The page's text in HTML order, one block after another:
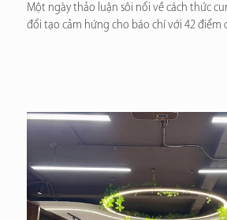
Một ngày thảo luận sôi nổi về cách thức
đổi tạo cảm hứng cho báo chí với 42 điểm